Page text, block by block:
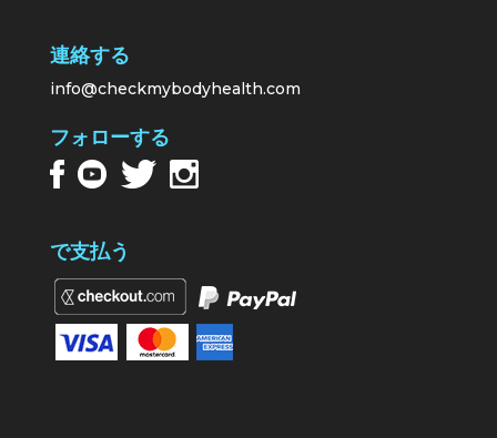
連絡する
info@checkmybodyhealth.com
フォローする
で支払う